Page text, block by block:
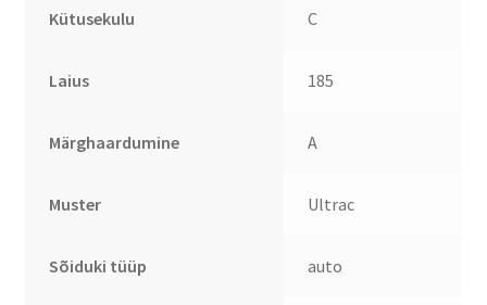
Kütusekulu C
Laius 185
Märghaardumine A
Muster Ultrac
Sõiduki tüüp auto